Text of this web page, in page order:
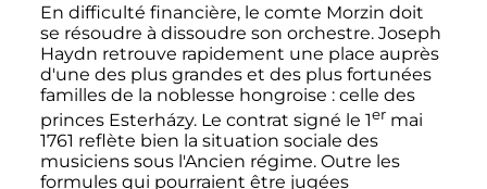
En difficulté financière, le comte Morzin doit
se résoudre à dissoudre son orchestre. Joseph
Haydn retrouve rapidement une place auprès
d'une des plus grandes et des plus fortunées
familles de la noblesse hongroise : celle des
princes Esterházy. Le contrat signé le 1er mai
1761 reflète bien la situation sociale des
musiciens sous l'Ancien régime. Outre les
formules qui pourraient être jugées